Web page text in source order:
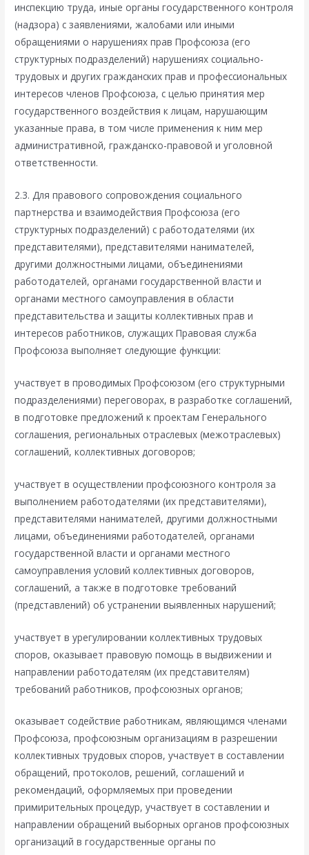
инспекцию труда, иные органы государственного контроля
(надзора) с заявлениями, жалобами или иными
обращениями о нарушениях прав Профсоюза (его
структурных подразделений) нарушениях социально-
трудовых и других гражданских прав и профессиональных
интересов членов Профсоюза, с целью принятия мер
государственного воздействия к лицам, нарушающим
указанные права, в том числе применения к ним мер
административной, гражданско-правовой и уголовной
ответственности.
2.3. Для правового сопровождения социального
партнерства и взаимодействия Профсоюза (его
структурных подразделений) с работодателями (их
представителями), представителями нанимателей,
другими должностными лицами, объединениями
работодателей, органами государственной власти и
органами местного самоуправления в области
представительства и защиты коллективных прав и
интересов работников, служащих Правовая служба
Профсоюза выполняет следующие функции:
участвует в проводимых Профсоюзом (его структурными
подразделениями) переговорах, в разработке соглашений,
в подготовке предложений к проектам Генерального
соглашения, региональных отраслевых (межотраслевых)
соглашений, коллективных договоров;
участвует в осуществлении профсоюзного контроля за
выполнением работодателями (их представителями),
представителями нанимателей, другими должностными
лицами, объединениями работодателей, органами
государственной власти и органами местного
самоуправления условий коллективных договоров,
соглашений, а также в подготовке требований
(представлений) об устранении выявленных нарушений;
участвует в урегулировании коллективных трудовых
споров, оказывает правовую помощь в выдвижении и
направлении работодателям (их представителям)
требований работников, профсоюзных органов;
оказывает содействие работникам, являющимся членами
Профсоюза, профсоюзным организациям в разрешении
коллективных трудовых споров, участвует в составлении
обращений, протоколов, решений, соглашений и
рекомендаций, оформляемых при проведении
примирительных процедур, участвует в составлении и
направлении обращений выборных органов профсоюзных
организаций в государственные органы по